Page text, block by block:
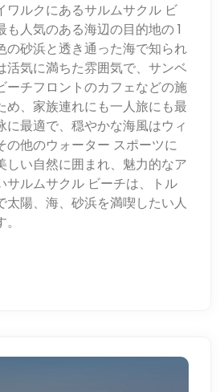
ワルクにあるサルムサクル ビ
人気のある海辺の目的地の 1
の砂浜と透き通った海で知られ
活気に満ちた雰囲気で、サンベ
ーチフロントのカフェなどの施
め、家族連れにも一人旅にも最
に最適で、穏やかな海風はウィ
の他のウォーター スポーツに
しい自然に囲まれ、魅力的なア
サルムサクル ビーチは、トル
太陽、海、砂浜を満喫したい人